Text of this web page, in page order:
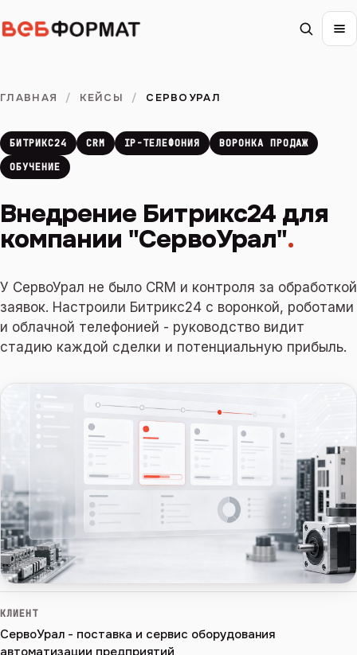
ГЛАВНАЯ / КЕЙСЫ / СЕРВОУРАЛ
БИТРИКС24 CRM IP-ТЕЛЕФОНИЯ
ВОРОНКА ПРОДАЖ
ОБУЧЕНИЕ
Внедрение Битрикс24 для
компании "СервоУрал".
У СервоУрал не было CRM и контроля за обработкой
заявок. Настроили Битрикс24 с воронкой, роботами
и облачной телефонией - руководство видит
стадию каждой сделки и потенциальную прибыль.
КЛИЕНТ
СервоУрал - поставка и сервис оборудования
автоматизации предприятий